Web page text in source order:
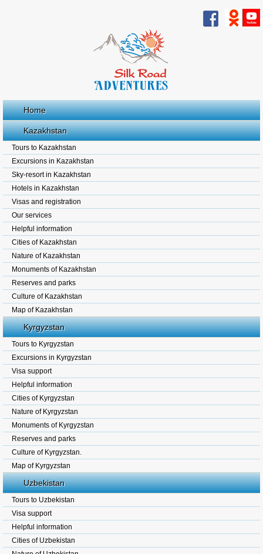
Home
Kazakhstan
Tours to Kazakhstan
Excursions in Kazakhstan
Sky-resort in Kazakhstan
Hotels in Kazakhstan
Visas and registration
Our services
Helpful information
Cities of Kazakhstan
Nature of Kazakhstan
Monuments of Kazakhstan
Reserves and parks
Culture of Kazakhstan
Map of Kazakhstan
Kyrgyzstan
Tours to Kyrgyzstan
Excursions in Kyrgyzstan
Visa support
Helpful information
Cities of Kyrgyzstan
Nature of Kyrgyzstan
Monuments of Kyrgyzstan
Reserves and parks
Culture of Kyrgyzstan.
Map of Kyrgyzstan
Uzbekistan
Tours to Uzbekistan
Visa support
Helpful information
Cities of Uzbekistan